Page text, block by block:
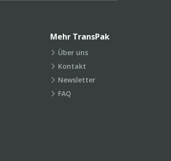
Mehr TransPak
Über uns
Kontakt
Newsletter
FAQ